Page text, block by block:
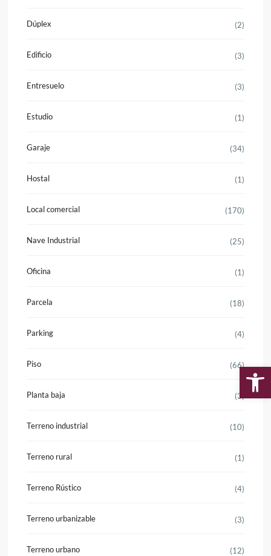
Dúplex (2)
Edificio (3)
Entresuelo (3)
Estudio (1)
Garaje (34)
Hostal (1)
Local comercial (170)
Nave Industrial (25)
Oficina (1)
Parcela (18)
Parking (4)
Piso (66)
Planta baja (3)
Terreno industrial (10)
Terreno rural (1)
Terreno Rústico (4)
Terreno urbanizable (3)
Terreno urbano (12)